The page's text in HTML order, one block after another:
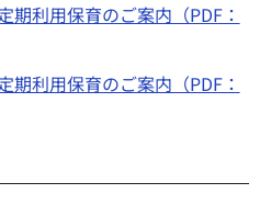
期利用保育のご案内（PDF：
期利用保育のご案内（PDF：